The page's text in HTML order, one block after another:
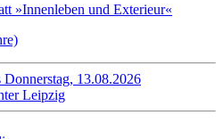
»Innenleben und Exterieur«
13.08.2026
Leipzig